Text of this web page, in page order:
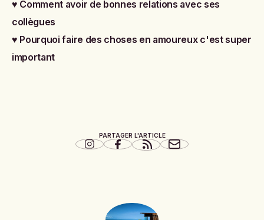
♥ Comment avoir de bonnes relations avec ses
collègues
♥ Pourquoi faire des choses en amoureux c'est super
important
PARTAGER L'ARTICLE